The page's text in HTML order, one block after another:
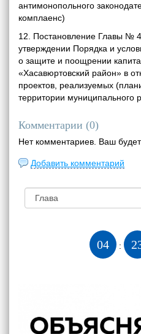
антимонопольного
комплаенс)
12. Постановление Главы №
утверждении Порядка и
о защите и поощрении
«Хасавюртовский район» в
проектов, реализуемых
территории муниципального
Комментарии (0)
Нет комментариев. Ваш
Добавить комментарий
04 :